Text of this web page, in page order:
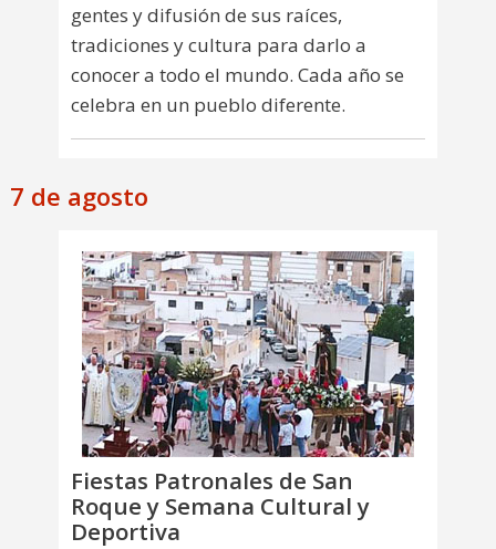
gentes y difusión de sus raíces,
tradiciones y cultura para darlo a
conocer a todo el mundo. Cada año se
celebra en un pueblo diferente.
7 de agosto
Fiestas Patronales de San
Roque y Semana Cultural y
Deportiva